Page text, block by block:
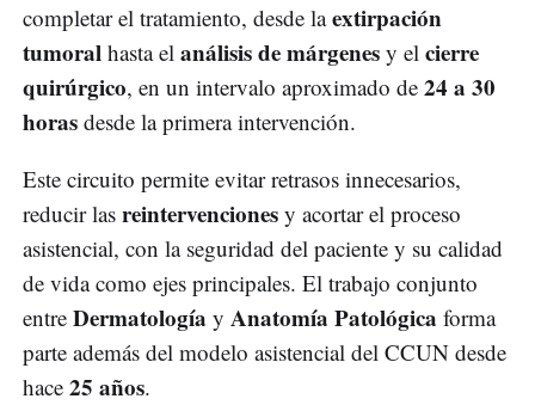
completar el tratamiento, desde laextirpación
tumoral hasta el análisis de márgenes y el cierre
quirúrgico, en un intervalo aproximado de 24 a 30
horas desde la primera intervención.
Este circuito permite evitar retrasos innecesarios,
reducir las reintervenciones y acortar el proceso
asistencial, con la seguridad del paciente y su calidad
de vida como ejes principales. El trabajo conjunto
entre Dermatología y Anatomía Patológica forma
parte además del modelo asistencial del CCUN desde
hace 25 años.